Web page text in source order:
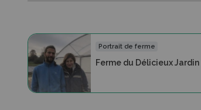
Portrait de ferme
Ferme du Délicieux Jardin